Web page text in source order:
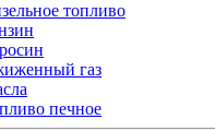
топливо
газ
печное